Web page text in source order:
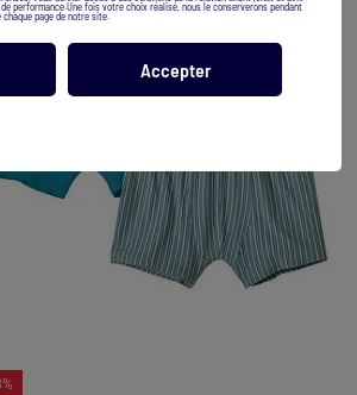
performance.Une fois votre choix réalisé, nous le conserverons pendant
chaque page de notre site.
Accepter